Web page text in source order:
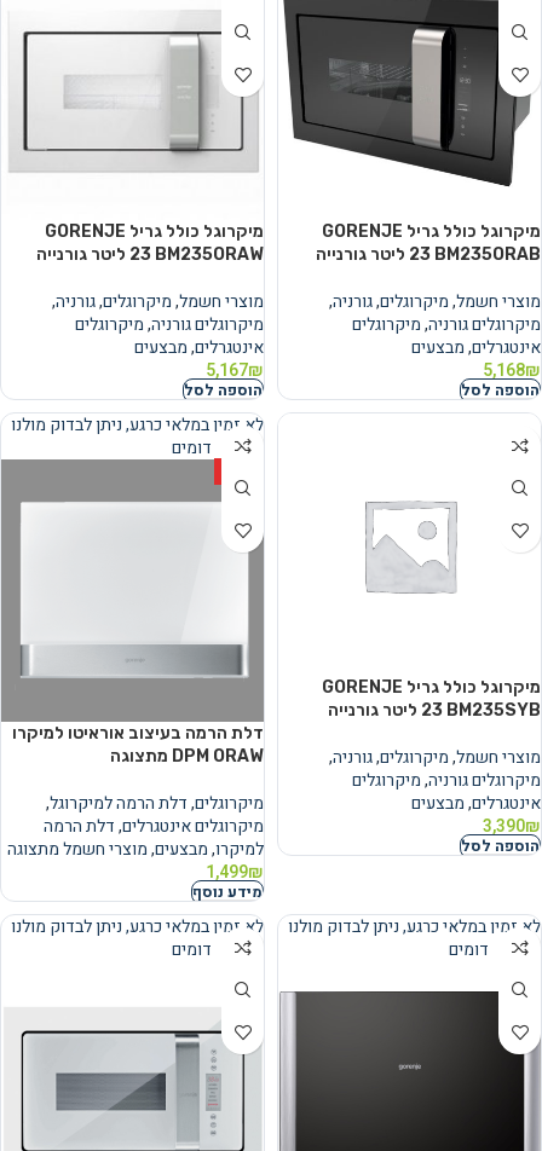
מיקרוגל ‏כולל גריל GORENJE
BM235ORAB ‏23 ‏ליטר גורנייה
מוצרי חשמל,מיקרוגלים,גורניה,
מיקרוגלים גורניה,מיקרוגלים
אינטגרלים,מבצעים
5,168₪
הוספה לסל
מיקרוגל ‏כולל גריל GORENJE
BM235ORAW ‏23 ‏ליטר גורנייה
מוצרי חשמל,מיקרוגלים,גורניה,
מיקרוגלים גורניה,מיקרוגלים
אינטגרלים,מבצעים
5,167₪
הוספה לסל
מיקרוגל ‏כולל גריל GORENJE
BM235SYB ‏23 ‏ליטר גורנייה
מוצרי חשמל,מיקרוגלים,גורניה,
מיקרוגלים גורניה,מיקרוגלים
אינטגרלים,מבצעים
3,390₪
הוספה לסל
נמכר
לא זמין במלאי כרגע, ניתן לבדוק מולנו
מוצרים דומים
דלת הרמה בעיצוב אוראיטו למיקרו
DPM ORAW מתצוגה
מיקרוגלים,דלת הרמה למיקרוגל,
מיקרוגלים אינטגרלים,דלת הרמה
למיקרו,מבצעים,מוצרי חשמל מתצוגה
1,499₪
מידע נוסף
נמכר
לא זמין במלאי כרגע, ניתן לבדוק מולנו
מוצרים דומים
נמכר
לא זמין במלאי כרגע, ניתן לבדוק מולנו
מוצרים דומים